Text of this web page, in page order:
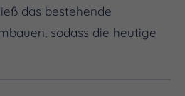
das bestehende
sodass die heutige